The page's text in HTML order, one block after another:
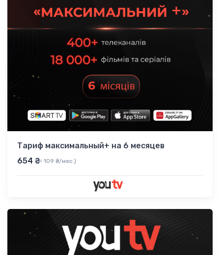
Тариф максимальный+ на 6 месяцев
654 ₴
(≈ 109 ₴/мес.)